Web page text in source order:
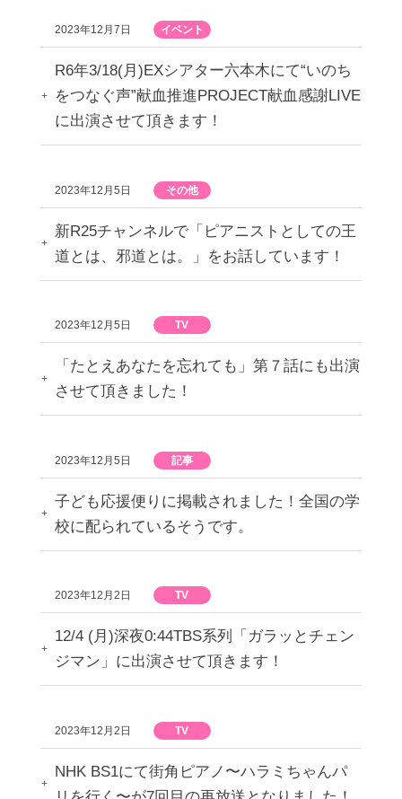
2023年12月7日 イベント
R6年3/18(月)EXシアター六本木にて“いのち
をつなぐ声”献血推進PROJECT献血感謝LIVE
に出演させて頂きます！
2023年12月5日 その他
新R25チャンネルで「ピアニストとしての王
道とは、邪道とは。」をお話しています！
2023年12月5日 TV
「たとえあなたを忘れても」第７話にも出演
させて頂きました！
2023年12月5日 記事
子ども応援便りに掲載されました！全国の学
校に配られているそうです。
2023年12月2日 TV
12/4 (月)深夜0:44TBS系列「ガラッとチェン
ジマン」に出演させて頂きます！
2023年12月2日 TV
NHK BS1にて街角ピアノ〜ハラミちゃんパ